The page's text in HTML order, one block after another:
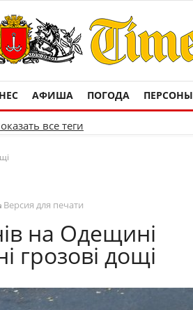
АФИША ПОГОДА ПЕРСОНЫ
все теги
Версия для печати
на Одещині
грозові дощі